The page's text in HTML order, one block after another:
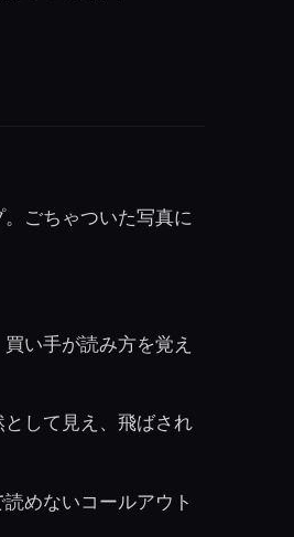
ごちゃついた写真に
い手が読み方を覚え
して見え、飛ばされ
めないコールアウト